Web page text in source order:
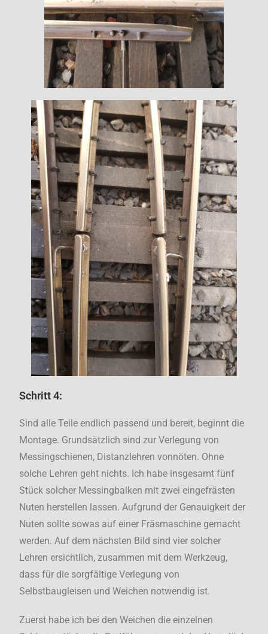
Schritt 4:
Sind alle Teile endlich passend und bereit, beginnt die
Montage. Grundsätzlich sind zur Verlegung von
Messingschienen, Distanzlehren vonnöten. Ohne
solche Lehren geht nichts. Ich habe insgesamt fünf
Stück solcher Messingbalken mit zwei eingefrästen
Nuten herstellen lassen. Aufgrund der Genauigkeit der
Nuten sollte sowas auf einer Fräsmaschine gemacht
werden. Auf dem nächsten Bild sind vier solcher
Lehren ersichtlich, zusammen mit dem Werkzeug,
dass für die sorgfältige Verlegung von
Selbstbaugleisen und Weichen notwendig ist.
Zuerst habe ich bei den Weichen die einzelnen